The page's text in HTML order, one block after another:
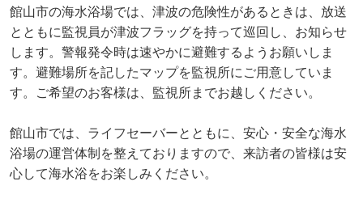
館山市の海水浴場では、津波の危険性があるときは、放送
とともに監視員が津波フラッグを持って巡回し、お知らせ
します。警報発令時は速やかに避難するようお願いしま
す。避難場所を記したマップを監視所にご用意していま
す。ご希望のお客様は、監視所までお越しください。
館山市では、ライフセーバーとともに、安心・安全な海水
浴場の運営体制を整えておりますので、来訪者の皆様は安
心して海水浴をお楽しみください。